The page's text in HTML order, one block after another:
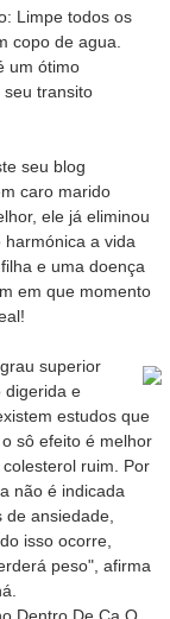
Limpe todos os
copo de agua.
um ótimo
seu transito
seu blog
caro marido
ele já eliminou
a vida
e uma doença
em que momento
superior
digerida e
estudos que
sô efeito é melhor
ruim. Por
não é indicada
ansiedade,
isso ocorre,
peso", afirma